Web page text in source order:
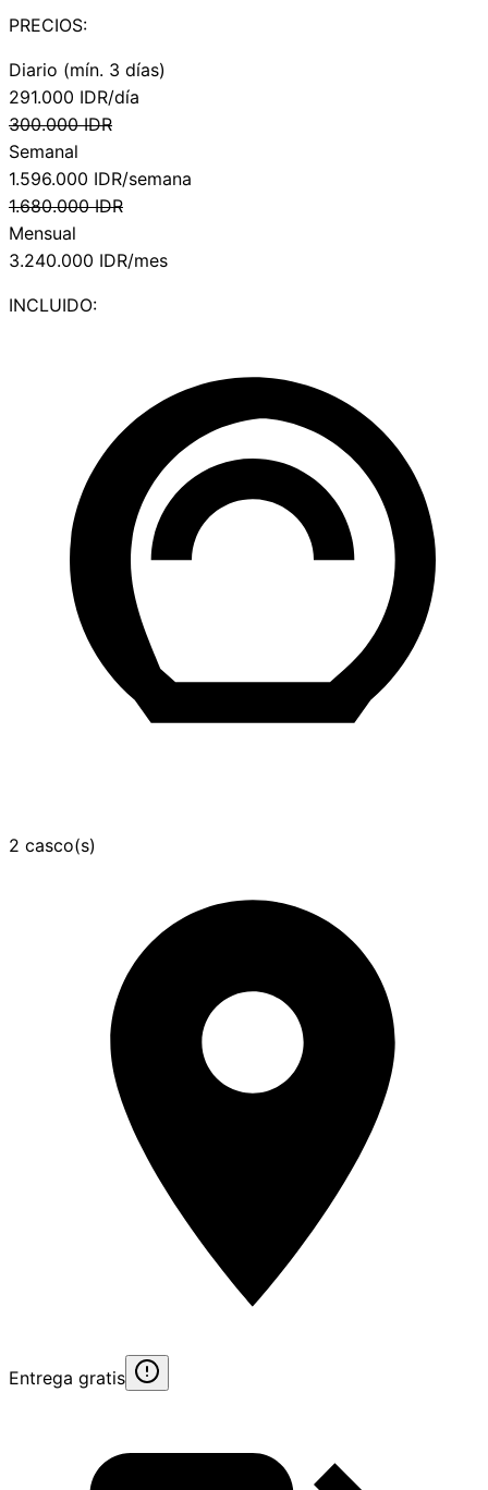
PRECIOS:
Diario (mín. 3 días)
291.000 IDR/día
300.000 IDR
Semanal
1.596.000 IDR/semana
1.680.000 IDR
Mensual
3.240.000 IDR/mes
INCLUIDO:
2 casco(s)
Entrega gratis